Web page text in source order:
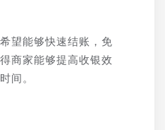
望能够快速结账，免
商家能够提高收银效
间。